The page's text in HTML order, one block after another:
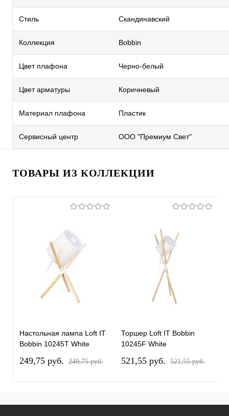
Стиль Скандинавский
Коллекция Bobbin
Цвет плафона Черно-белый
Цвет арматуры Коричневый
Материал плафона Пластик
Сервисный центр ООО "Премиум Свет"
ТОВАРЫ ИЗ КОЛЛЕКЦИИ
Настольная лампа Loft IT
Bobbin 10245T White
249,75 pуб. 249,75 pуб.
Торшер Loft IT Bobbin
10245F White
521,55 pуб. 521,55 pуб.